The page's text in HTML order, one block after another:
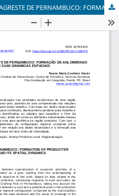
POLO DE CONFECÇÕES DO AGRESTE DE PERNAMBUCO: FORMAÇÃO DE AGLOMERADO PRODUTIVO E SUAS DINÂMICAS ESPACIAIS